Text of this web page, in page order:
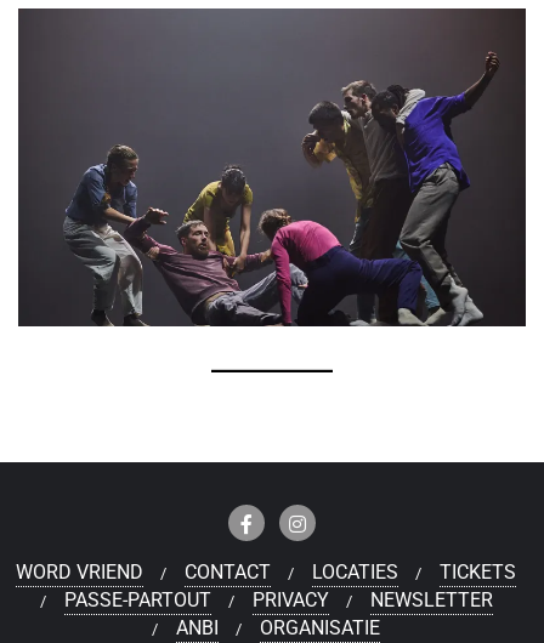
WORD VRIEND CONTACT LOCATIES
TICKETS
PASSE-PARTOUT
PRIVACY
NEWSLETTER
ANBI
ORGANISATIE